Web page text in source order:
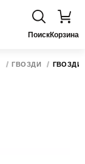
ПоискКорзина
ГВОЗДИ ГВОЗДИ